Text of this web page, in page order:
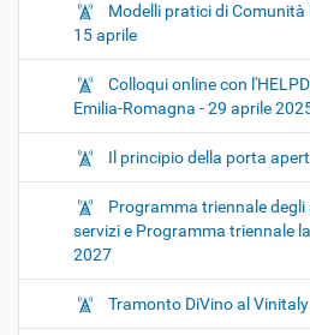
Modelli pratici di
15 aprile
Colloqui online con
Emilia-Romagna - 29 aprile
Il principio della porta
Programma triennale
servizi e Programma triennale
2027
Tramonto DiVino al